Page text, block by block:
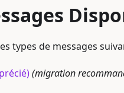
types de messages
(migration